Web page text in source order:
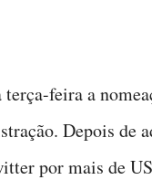
feira a
Depois de
por mais de